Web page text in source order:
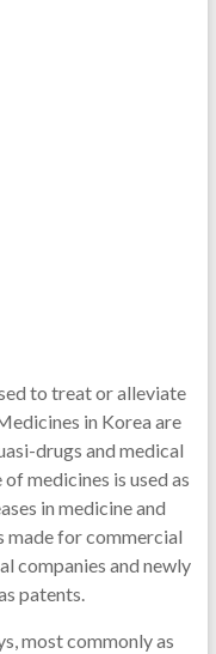
to treat or alleviate
in Korea are
drugs and medical
medicines is used as
in medicine and
made for commercial
companies and newly
patents.
most commonly as